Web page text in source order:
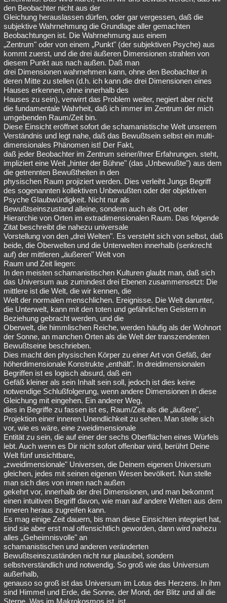
den Beobachter nicht aus der
Gleichung herauslassen dürfen, oder gar vergessen, daß die
subjektive Wahrnehmung die Grundlage aller gemachten
Beobachtungen ist. Die Wahrnehmung aus einem
„Zentrum" oder von einem „Punkt" (der subjektiven Psyche) aus
kommt zuerst, und die drei äußeren Dimensionen strahlen von
diesem Punkt aus nach außen. Daß man
drei Dimensionen wahrnehmen kann, ohne den Beobachter in
deren Mitte zu stellen (d.h. ich kann die drei Dimensionen eines
Hauses erkennen, ohne innerhalb des
Hauses zu sein), verwirrt das Problem weiter, negiert aber nicht
die fundamentale Wahrheit, daß ich immer im Zentrum der mich
umgebenden Raum/Zeit bin.
Diese Einsicht eröffnet sofort die schamanistische Welt unserem
Verständnis und legt nahe, daß das Bewußtsein selbst ein multi-
dimensionales Phänomen ist! Der Fakt,
daß jeder Beobachter im Zentrum seiner/ihrer Erfahrungen. steht,
impliziert eine Weit „hinter der Bühne" (das „Unbewußte") aus dem
die getrennten Bewußtheiten in den
physischen Raum projiziert werden. Dies verleiht Jungs Begriff
des sogenannten kollektiven Unbewußten oder der objektiven
Psyche Glaubwürdigkeit. Nicht nur als
Bewußtseinszustand alleine, sondern auch als Ort, oder
Hierarchie von Orten im extradimensionalen Raum. Das folgende
Zitat beschreibt die nahezu universale
Vorstellung von den „drei Welten". Es versteht sich von selbst, daß
beide, die Oberwelten und die Unterwelten innerhalb (senkrecht
auf) der mittleren „äußeren" Welt von
Raum und Zeit liegen:
In den meisten schamanistischen Kulturen glaubt man, daß sich
das Universum aus zumindest drei Ebenen zusammensetzt: Die
mittlere ist die Welt, die wir kennen, die
Welt der normalen menschlichen. Ereignisse. Die Welt darunter,
die Unterwelt, kann mit den toten und gefährlichen Geistern in
Beziehung gebracht werden, und die
Oberwelt, die himmlischen Reiche, werden häufig als der Wohnort
der Sonne, an manchen Orten als die Welt der transzendenten
Bewußtseine beschrieben.
Dies macht den physischen Körper zu einer Art von Gefäß, der
höherdimensionale Konstrukte „enthält". In dreidimensionalen
Begriffen ist es logisch absurd, daß ein
Gefäß kleiner als sein Inhalt sein soll, jedoch ist dies keine
notwendige Schlußfolgerung, wenn andere Dimensionen in diese
Gleichung mit eingehen. Ein anderer Weg,
dies in Begriffe zu fassen ist es, Raum/Zeit als die „äußere",
Projektion einer inneren Unendlichkeit zu sehen. Man stelle sich
vor, wie es wäre, eine zweidimensionale
Entität zu sein, die auf einer der sechs Oberflächen eines Würfels
lebt. Auch wenn es Dir nicht sofort offenbar wird, berührt Deine
Welt fünf unsichtbare,
„zweidimensionale" Universen, die Deinem eigenen Universum
gleichen, jedes mit seinen eigenen Wesen bevölkert. Nun stelle
man sich dies von innen nach außen
gekehrt vor, innerhalb der drei Dimensionen, und man bekommt
einen intuitiven Begriff davon, wie man auf andere Welten aus dem
Inneren heraus zugreifen kann.
Es mag einige Zeit dauern, bis man diese Einsichten integriert hat,
sind sie aber erst mal offensichtlich geworden, dann wird nahezu
alles „Geheimnisvolle" an
schamanistischen und anderen veränderten
Bewußtseinszuständen nicht nur plausibel, sondern
selbstverständlich und notwendig. So groß wie das Universum
außerhalb,
genauso so groß ist das Universum im Lotus des Herzens. In ihm
sind Himmel und Erde, die Sonne, der Mond, der Blitz und all die
Sterne. Was im Makrokosmos ist, ist